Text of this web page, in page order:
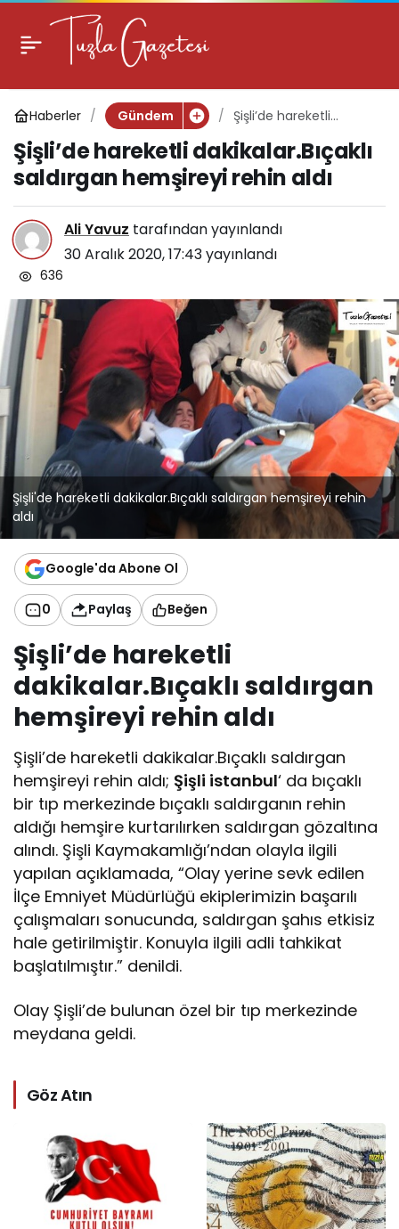
Haberler Gündem
Şişli’de hareketli
saldırgan hemşireyi
rehin aldı
Şişli’de hareketli dakikalar.Bıçaklı
saldırgan hemşireyi rehin aldı
Ali Yavuz tarafından yayınlandı
30 Aralık 2020, 17:43yayınlandı
636
Şişli'de hareketli dakikalar.Bıçaklı saldırgan hemşireyi rehin
aldı
Google'da Abone Ol
0 Paylaş Beğen
Şişli’de hareketli
dakikalar.Bıçaklı saldırgan
hemşireyi rehin aldı
Şişli’de hareketli dakikalar.Bıçaklı saldırgan
hemşireyi rehin aldı; Şişli istanbul‘ da bıçaklı
bir tıp merkezinde bıçaklı saldırganın rehin
aldığı hemşire kurtarılırken saldırgan gözaltına
alındı. Şişli Kaymakamlığı’ndan olayla ilgili
yapılan açıklamada, “Olay yerine sevk edilen
İlçe Emniyet Müdürlüğü ekiplerimizin başarılı
çalışmaları sonucunda, saldırgan şahıs etkisiz
hale getirilmiştir. Konuyla ilgili adli tahkikat
başlatılmıştır.” denildi.
Olay Şişli’de bulunan özel bir tıp merkezinde
meydana geldi.
Göz Atın
Şişli’de hareketli
dakikalar.Bıçaklı
saldırgan hemşireyi
rehin aldı